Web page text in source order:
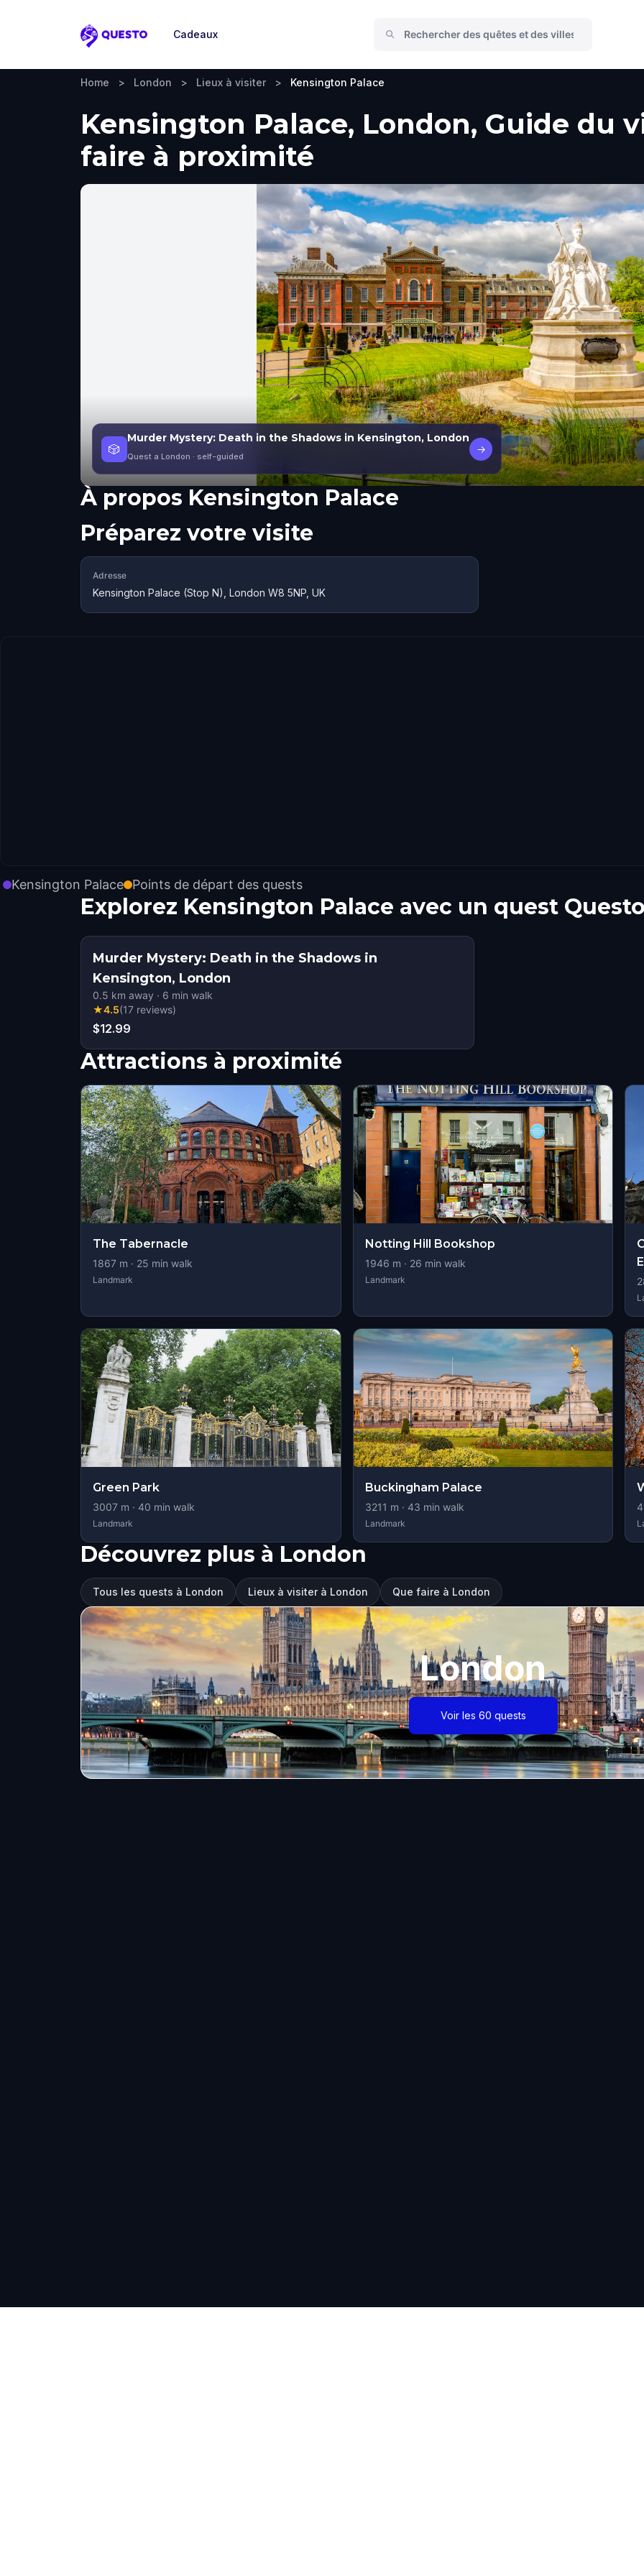
Questo
Cadeaux
Home > London > Lieux à visiter > Kensington Palace
Kensington Palace, London, Guide du
faire à proximité
🎲
Murder Mystery: Death in the Shadows in Kensington, London
Quest a London · self-guided
→
À propos Kensington Palace
Préparez votre visite
Adresse
Kensington Palace (Stop N), London W8 5NP, UK
Kensington Palace Points de départ des quests
Explorez Kensington Palace avec un quest
Murder Mystery: Death in the Shadows in
Kensington, London
0.5 km away · 6 min walk
★4.5(17 reviews)
$12.99
Attractions à proximité
The Tabernacle
1867 m · 25 min walk
Landmark
Notting Hill Bookshop
1946 m · 26 min walk
Landmark
Green Park
3007 m · 40 min walk
Landmark
Buckingham Palace
3211 m · 43 min walk
Landmark
Découvrez plus à London
Tous les quests à London Lieux à visiter à London Que faire à London
London
Voir les 60 quests